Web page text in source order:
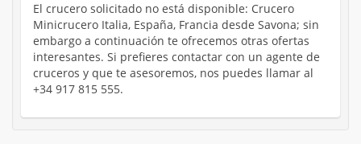
El crucero solicitado no está disponible: Crucero
Minicrucero Italia, España, Francia desde Savona; sin
embargo a continuación te ofrecemos otras ofertas
interesantes. Si prefieres contactar con un agente de
cruceros y que te asesoremos, nos puedes llamar al
+34 917 815 555.